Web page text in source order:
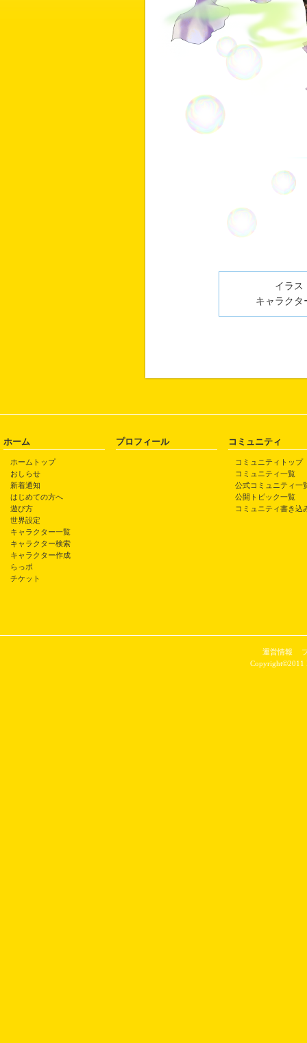
イラス
キャラクタ
ホーム
ホームトップ
おしらせ
新着通知
はじめての方へ
遊び方
世界設定
キャラクター一覧
キャラクター検索
キャラクター作成
らっポ
チケット
プロフィール コミュニティ
コミュニティトップ
コミュニティ一覧
公式コミュニティ一
公開トピック一覧
コミュニティ書き込
運営情報
Copyright©2011